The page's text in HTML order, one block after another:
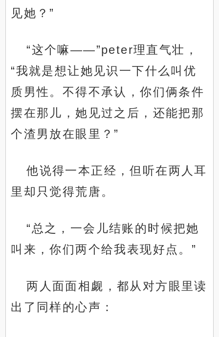
见她？”
“这个嘛——”peter理直气壮，
“我就是想让她见识一下什么叫优
质男性。不得不承认，你们俩条件
摆在那儿，她见过之后，还能把那
个渣男放在眼里？”
他说得一本正经，但听在两人耳
里却只觉得荒唐。
“总之，一会儿结账的时候把她
叫来，你们两个给我表现好点。”
两人面面相觑，都从对方眼里读
出了同样的心声：